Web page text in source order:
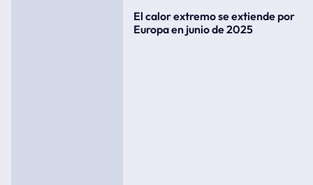
El calor extremo se extiende por
Europa en junio de 2025